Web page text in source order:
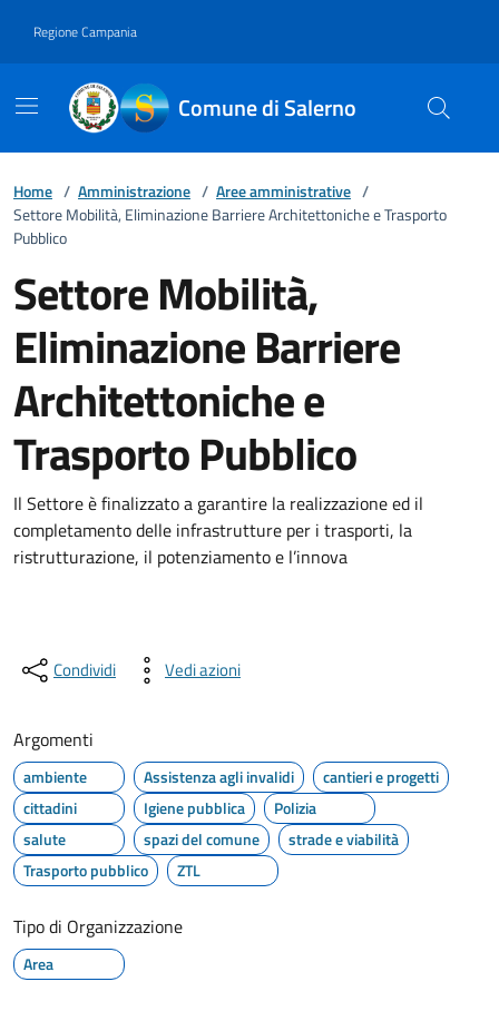
Regione Campania
Comune di Salerno
Home / Amministrazione / Aree amministrative /
Settore Mobilità, Eliminazione Barriere Architettoniche e Trasporto
Pubblico
Settore Mobilità,
Eliminazione Barriere
Architettoniche e
Trasporto Pubblico
Il Settore è finalizzato a garantire la realizzazione ed il
completamento delle infrastrutture per i trasporti, la
ristrutturazione, il potenziamento e l’innova
Condividi Vedi azioni
Argomenti
ambiente Assistenza agli invalidi
cantieri e progetti
cittadini
Igiene pubblica
Polizia
salute
spazi del comune
strade e viabilità
Trasporto pubblico
ZTL
Tipo di Organizzazione
Area